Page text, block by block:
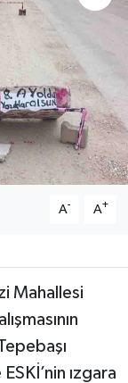
A- A+
Mahallesi
ızgara